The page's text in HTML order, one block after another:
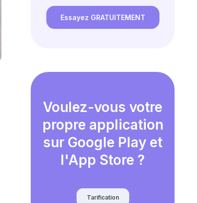
Essayez GRATUITEMENT
Voulez-vous votre
propre application
sur Google Play et
l'App Store ?
Tarification